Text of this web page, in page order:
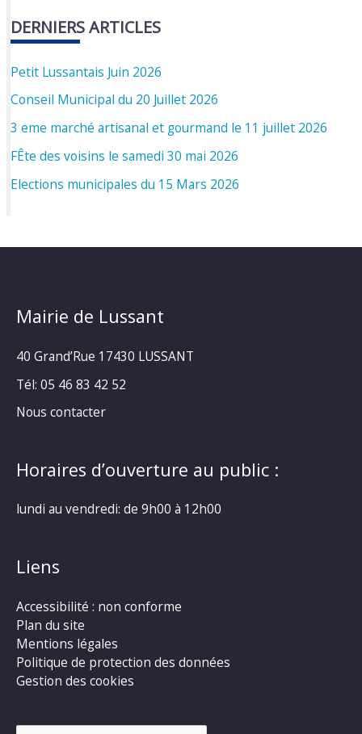
DERNIERS ARTICLES
Petit Lussantais Juin 2026
Conseil Municipal du 20 Juillet 2026
3 eme marché artisanal et gourmand le 11 juillet 2026
FÊte des voisins le samedi 30 mai 2026
Elections municipales du 15 Mars 2026
Mairie de Lussant
40 Grand’Rue 17430 LUSSANT
Tél: 05 46 83 42 52
Nous contacter
Horaires d’ouverture au public :
lundi au vendredi: de 9h00 à 12h00
Liens
Accessibilité : non conforme
Plan du site
Mentions légales
Politique de protection des données
Gestion des cookies